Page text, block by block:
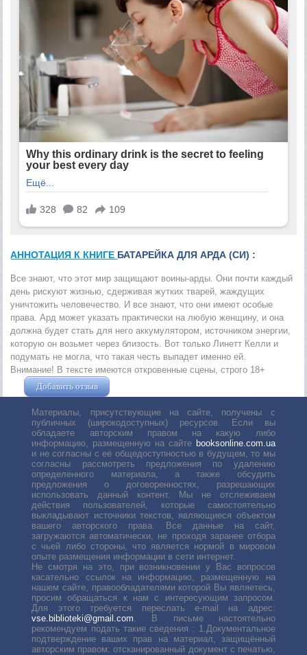
АННОТАЦИЯ К КНИГЕ БАТАРЕЙКА ДЛЯ АРДА (СИ) :
Все знают, что этот мир защищают воины-арды. Они почти каждый
день рискуют жизнью, сдерживая жутких тварей, жаждущих
уничтожить человечество. И все знают, что они имеют особые
права. Ард может указать практически на любую женщину, и она
должна будет стать для него аккумулятором, источником энергии,
которую он возьмет через близость. Вот только Линетт Келли и
подумать не могла, что такая честь выпадет именно ей.
Внимание! В тексте имеются откровенные сцены, строго 18+
Добавить отзыв
Материалы, присутствующие на сайте, получены с
публичных (широкодоступных) ресурсов. Если вы
обладаете авторским правом на какую либо
информацию, размещенную на сайте booksonline.com.ua
и не согласны с её общедоступностью в будущем, то мы
согласны рассмотреть предложения по удалению
определенного материала, а также обсудить
предложения о договоренностях, разрешающих
использовать данный контент. Мы не отслеживаем
действия пользователей, которые самостоятельно
выкладывают источники текстов, являющиеся объектом
вашего авторского права. Все данные на сайт,
загружаются автоматически, не проходя заранее отбора
с чьей либо стороны, что является нормой в мировом
опыте размещения информации в сети интернет.
Не смотря на это, при возникновении у Вас вопросов
касательно ссылок на информацию, размещенную на
нашем сайте, правообладателями которой Вы являетесь,
просим обращаться к нам с интересующим запросом.
Для этого требуется переслать е-mail на адрес:
vse.biblioteki@gmail.com. В письме настоятельно
рекомендуем подать такие сведения : 1.Документальное
подтверждение ваших прав на материал, защищённый
авторским правом: отсканированный документ с печатью,